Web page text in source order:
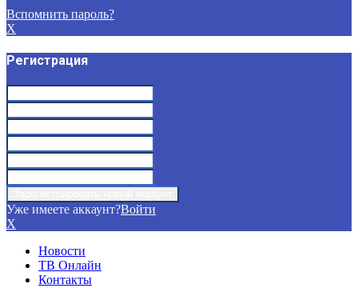
Вспомнить пароль?
X
Регистрация
Уже имеете аккаунт?Войти
X
Новости
ТВ Онлайн
Контакты